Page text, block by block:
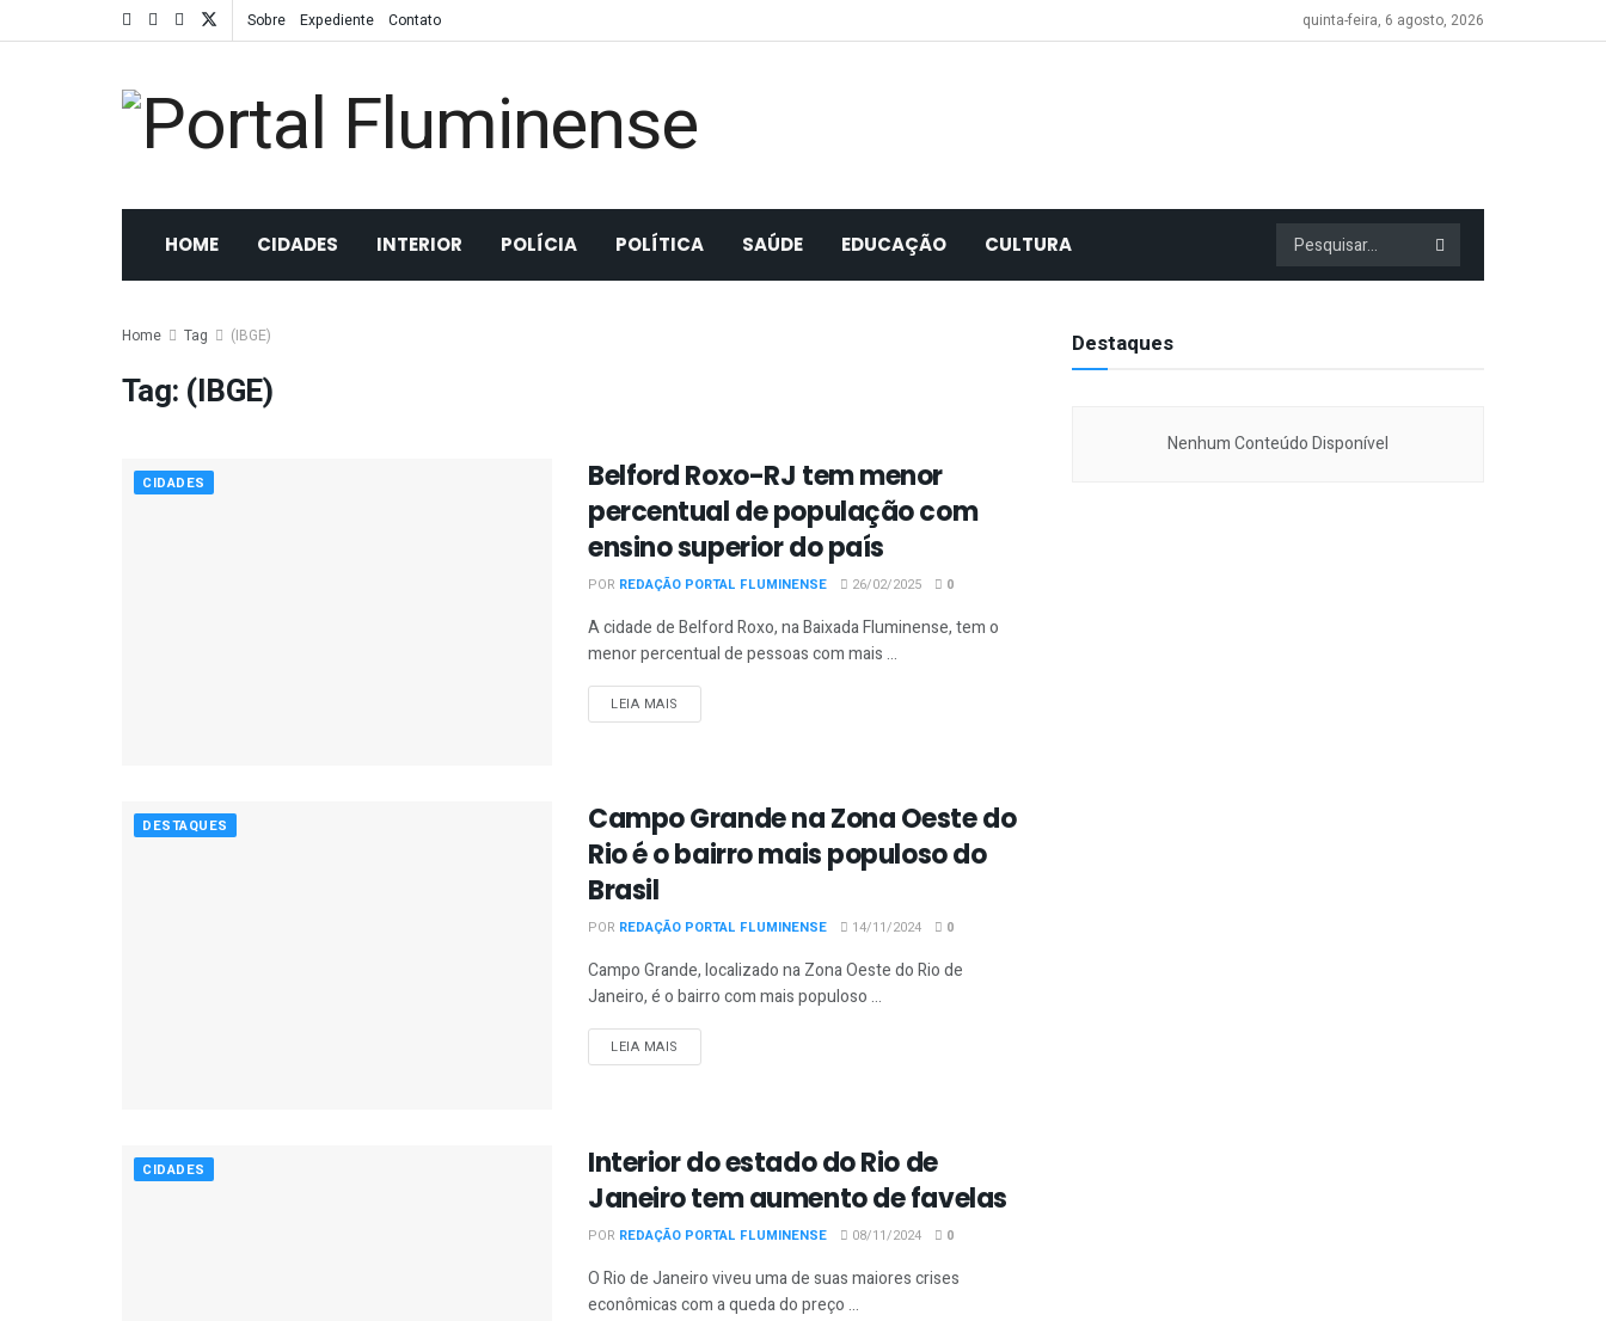
Sobre Expediente Contato quinta-feira, 6 agosto, 2026
HOME CIDADES INTERIOR POLÍCIA POLÍTICA SAÚDE EDUCAÇÃO CULTURA
Home Tag (IBGE)
Tag: (IBGE)
CIDADES
Belford Roxo-RJ tem menor
percentual de população com
ensino superior do país
POR REDAÇÃO PORTAL FLUMINENSE 26/02/2025 0
A cidade de Belford Roxo, na Baixada Fluminense, tem o
menor percentual de pessoas com mais ...
LEIA MAIS
DESTAQUES
Campo Grande na Zona Oeste do
Rio é o bairro mais populoso do
Brasil
POR REDAÇÃO PORTAL FLUMINENSE 14/11/2024 0
Campo Grande, localizado na Zona Oeste do Rio de
Janeiro, é o bairro com mais populoso ...
LEIA MAIS
CIDADES
Interior do estado do Rio de
Janeiro tem aumento de favelas
POR REDAÇÃO PORTAL FLUMINENSE 08/11/2024 0
O Rio de Janeiro viveu uma de suas maiores crises
econômicas com a queda do preço ...
Destaques
Nenhum Conteúdo Disponível